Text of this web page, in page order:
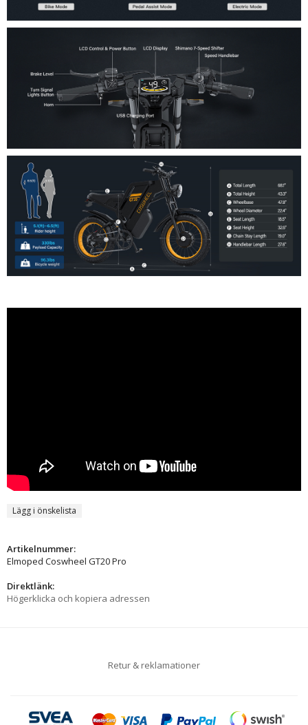
Lägg i önskelista
Artikelnummer:
Elmoped Coswheel GT20 Pro
Direktlänk:
Högerklicka och kopiera adressen
Retur & reklamationer